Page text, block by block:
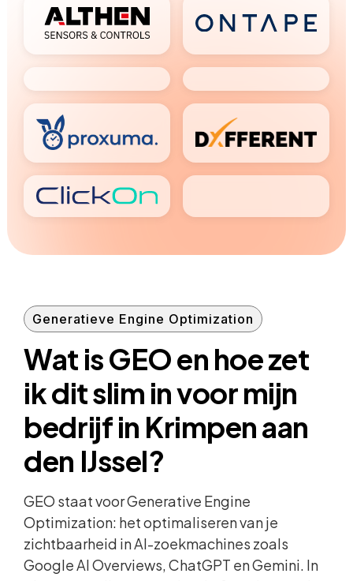
Generatieve Engine Optimization
Wat is GEO en hoe zet
ik dit slim in voor mijn
bedrijf in Krimpen aan
den IJssel?
GEO staat voor Generative Engine
Optimization: het optimaliseren van je
zichtbaarheid in AI-zoekmachines zoals
Google AI Overviews, ChatGPT en Gemini. In